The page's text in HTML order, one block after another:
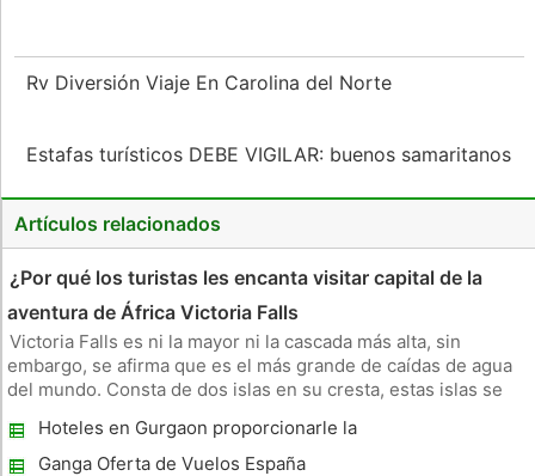
Rv Diversión Viaje En Carolina del Norte
Estafas turísticos DEBE VIGILAR: buenos samaritanos
Artículos relacionados
¿Por qué los turistas les encanta visitar capital de la
aventura de África Victoria Falls
Victoria Falls es ni la mayor ni la cascada más alta, sin
embargo, se afirma que es el más grande de caídas de agua
del mundo. Consta de dos islas en su cresta, estas islas se
Stone Island, cerca de la media. Las principales corrientes de
Vict
Hoteles en Gurgaon proporcionarle la
experiencia de lujo de la hospitalidad
Ganga Oferta de Vuelos España